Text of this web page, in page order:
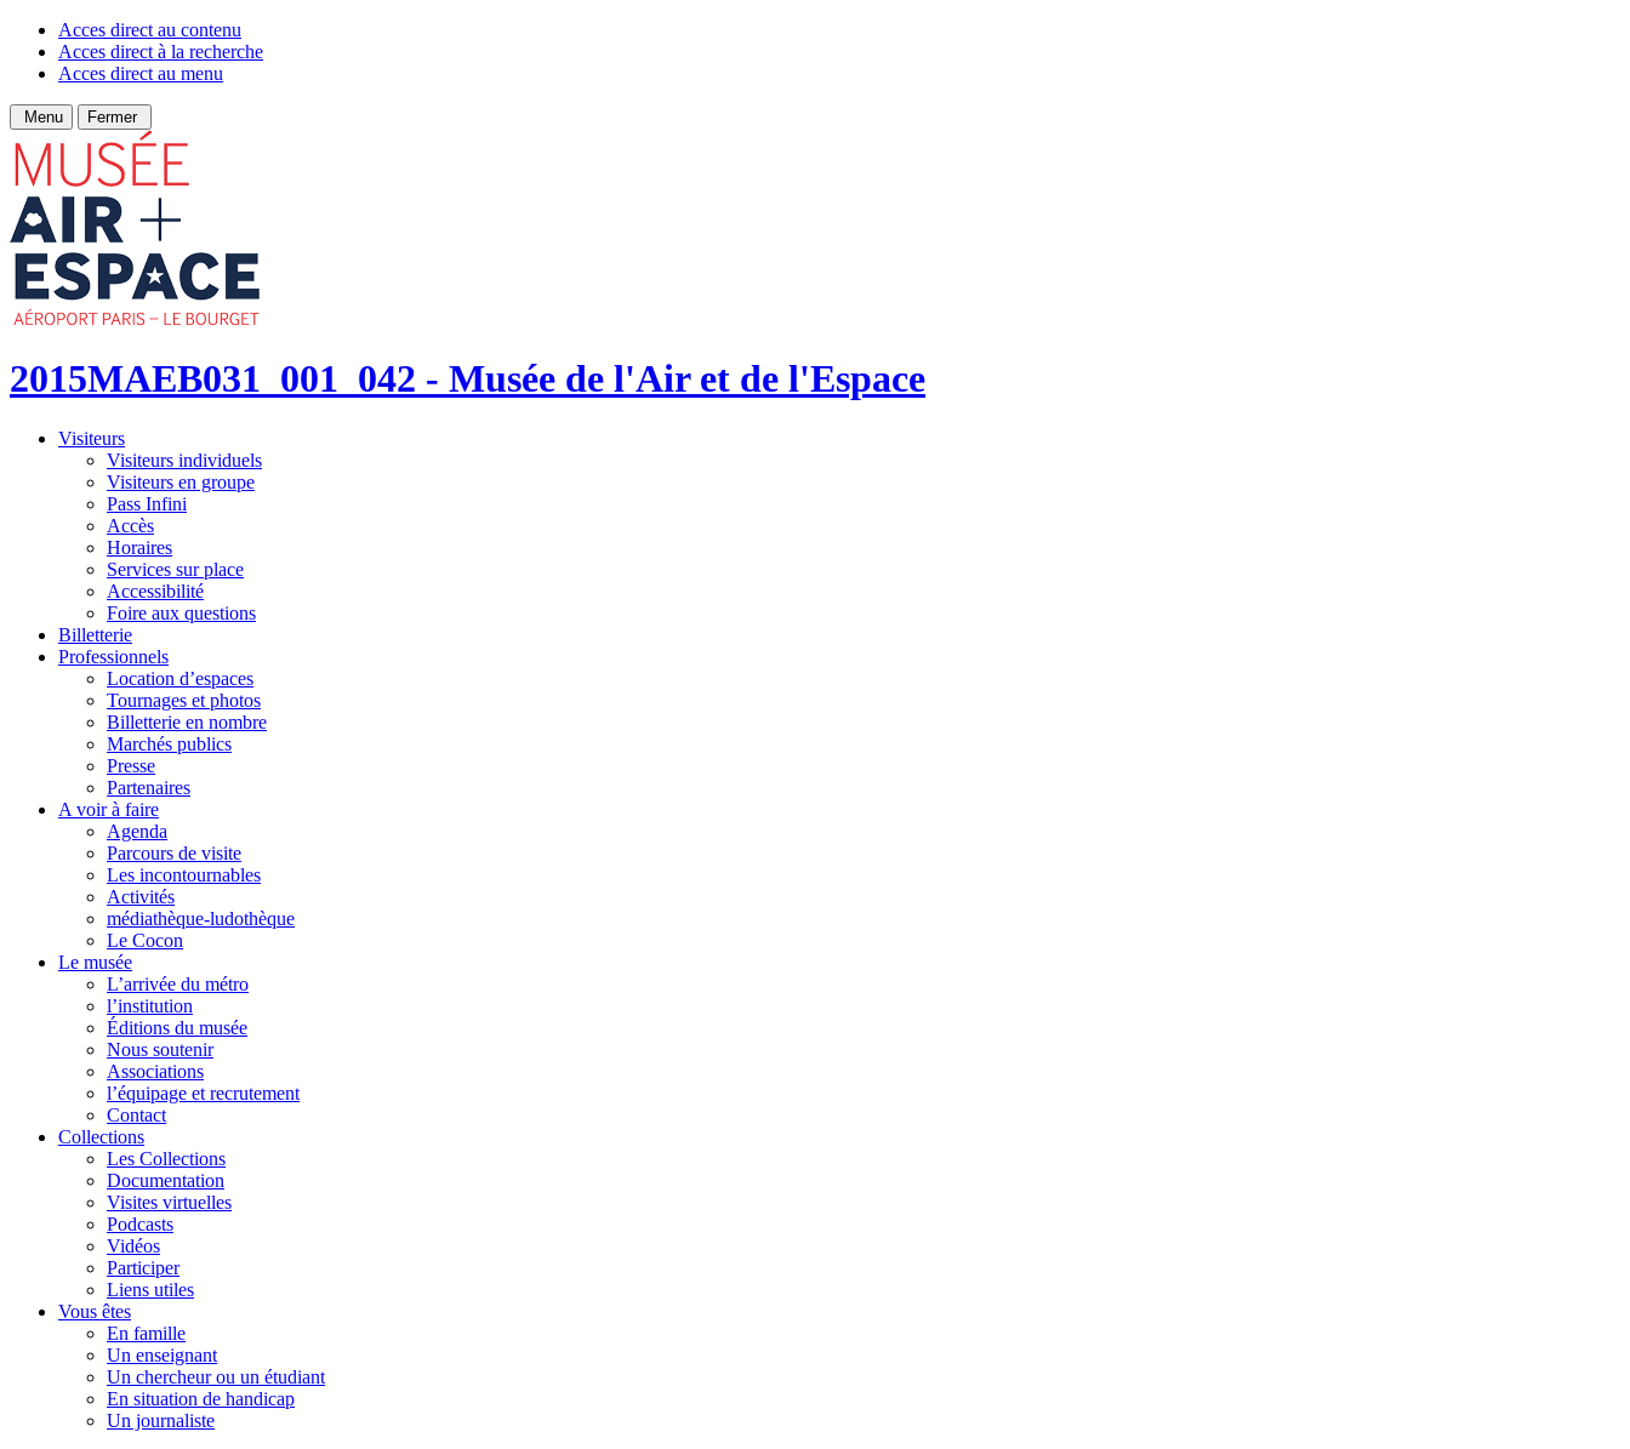
Acces direct au contenu
Acces direct à la recherche
Acces direct au menu
Menu Fermer
2015MAEB031_001_042 - Musée de l'Air et de l'Espace
Visiteurs
Visiteurs individuels
Visiteurs en groupe
Pass Infini
Accès
Horaires
Services sur place
Accessibilité
Foire aux questions
Billetterie
Professionnels
Location d’espaces
Tournages et photos
Billetterie en nombre
Marchés publics
Presse
Partenaires
A voir à faire
Agenda
Parcours de visite
Les incontournables
Activités
médiathèque-ludothèque
Le Cocon
Le musée
L’arrivée du métro
l’institution
Éditions du musée
Nous soutenir
Associations
l’équipage et recrutement
Contact
Collections
Les Collections
Documentation
Visites virtuelles
Podcasts
Vidéos
Participer
Liens utiles
Vous êtes
En famille
Un enseignant
Un chercheur ou un étudiant
En situation de handicap
Un journaliste